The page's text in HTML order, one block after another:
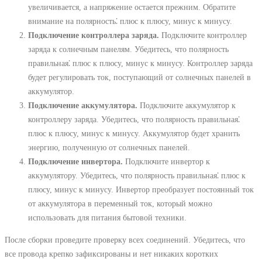
увеличивается, а напряжение остается прежним. Обратите
внимание на полярность⁚ плюс к плюсу, минус к минусу.
Подключение контроллера заряда. Подключите контроллер
заряда к солнечным панелям. Убедитесь, что полярность
правильная⁚ плюс к плюсу, минус к минусу. Контроллер заряда
будет регулировать ток, поступающий от солнечных панелей в
аккумулятор.
Подключение аккумулятора. Подключите аккумулятор к
контроллеру заряда. Убедитесь, что полярность правильная⁚
плюс к плюсу, минус к минусу. Аккумулятор будет хранить
энергию, полученную от солнечных панелей.
Подключение инвертора. Подключите инвертор к
аккумулятору. Убедитесь, что полярность правильная⁚ плюс к
плюсу, минус к минусу. Инвертор преобразует постоянный ток
от аккумулятора в переменный ток, который можно
использовать для питания бытовой техники.
После сборки проведите проверку всех соединений. Убедитесь, что
все провода крепко зафиксированы и нет никаких коротких